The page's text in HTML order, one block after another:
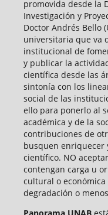
promovida desde la
Investigación y
Doctor Andrés Bello
universitaria que va
institucional de
y publicar la
científica desde las
sintonía con los
social de las
ello para ponerlo al
académica y de la
contribuciones de
busquen enriquecer
científico. NO
contengan carga u
cultural o
degradación o